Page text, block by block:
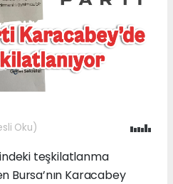
Oku)
teşkilatlanma
Bursa’nın Karacabey